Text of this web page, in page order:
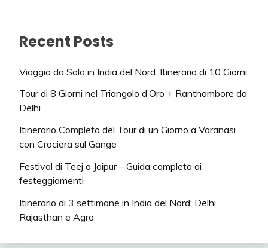
Recent Posts
Viaggio da Solo in India del Nord: Itinerario di 10 Giorni
Tour di 8 Giorni nel Triangolo d’Oro + Ranthambore da
Delhi
Itinerario Completo del Tour di un Giorno a Varanasi
con Crociera sul Gange
Festival di Teej a Jaipur – Guida completa ai
festeggiamenti
Itinerario di 3 settimane in India del Nord: Delhi,
Rajasthan e Agra